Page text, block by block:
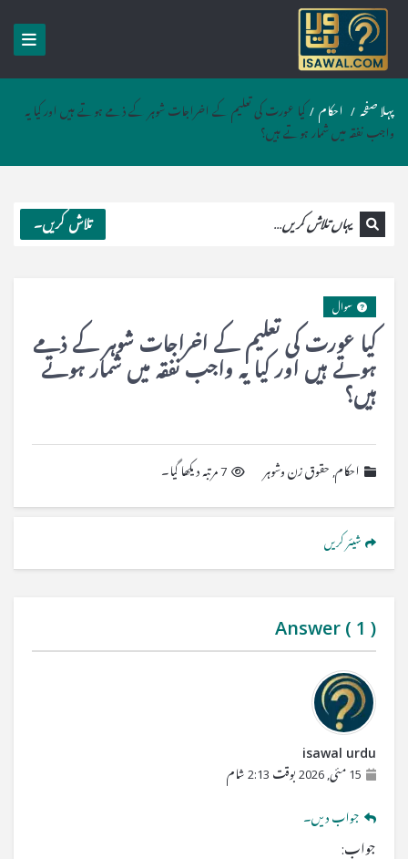
پہلا صفحہ / احکام / کیا عورت کی تعلیم کے اخراجات شوہر کے ذمے ہوتے ہیں اور کیا یہ
واجب نفقہ میں شمار ہوتے ہیں؟
تلاش کریں۔
کیا عورت کی تعلیم کے اخراجات شوہر کے ذمے
ہوتے ہیں اور کیا یہ واجب نفقہ میں شمار ہوتے
ہیں؟
سوال
احکام, حقوق زن وشوہر 7 مرتبہ دیکھا گیا۔
شیئر کریں
Answer ( 1 )
isawal urdu
15 مئی, 2026 بوقت 2:13 شام
جواب دیں۔
جواب: